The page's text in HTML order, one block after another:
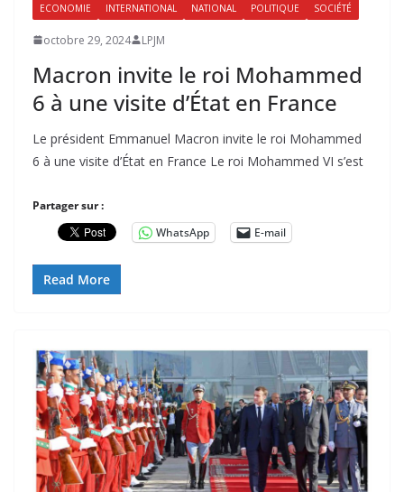
ECONOMIE INTERNATIONAL NATIONAL POLITIQUE SOCIÉTÉ
octobre 29, 2024 LPJM
Macron invite le roi Mohammed
6 à une visite d’État en France
Le président Emmanuel Macron invite le roi Mohammed
6 à une visite d’État en France Le roi Mohammed VI s’est
Partager sur :
WhatsApp
E-mail
Read More